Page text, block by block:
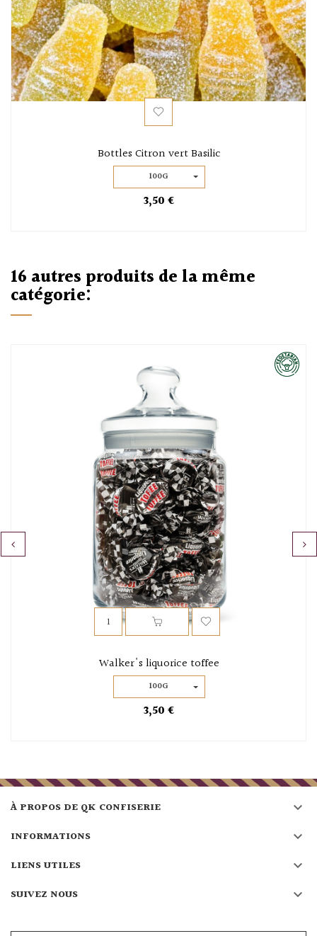
Bottles Citron vert Basilic
100G
3,50 €
16 autres produits de la même
catégorie:
Walker's liquorice toffee
100G
3,50 €
À PROPOS DE QK CONFISERIE 
INFORMATIONS 
LIENS UTILES 
SUIVEZ NOUS 